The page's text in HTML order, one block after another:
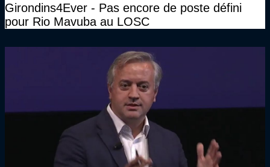
Girondins4Ever - Pas encore de poste défini
pour Rio Mavuba au LOSC